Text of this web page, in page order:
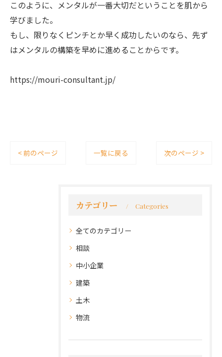
このように、メンタルが一番大切だということを肌から
学びました。
もし、限りなくピンチとか早く成功したいのなら、先ず
はメンタルの構築を早めに進めることからです。
https://mouri-consultant.jp/
< 前のページ 一覧に戻る 次のページ >
カテゴリー Categories
全てのカテゴリー
相談
中小企業
建築
土木
物流